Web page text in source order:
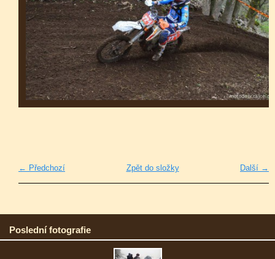
← Předchozí Další →
Zpět do složky
Poslední fotografie